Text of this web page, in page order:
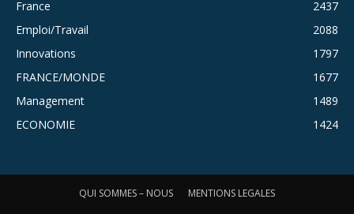
France
2437
Emploi/Travail
2088
Innovations
1797
FRANCE/MONDE
1677
Management
1489
ECONOMIE
1424
QUI SOMMES – NOUS MENTIONS LEGALES